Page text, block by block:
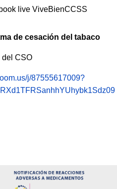
live ViveBienCCSS
de cesación del tabaco
del CSO
j/87555617009?